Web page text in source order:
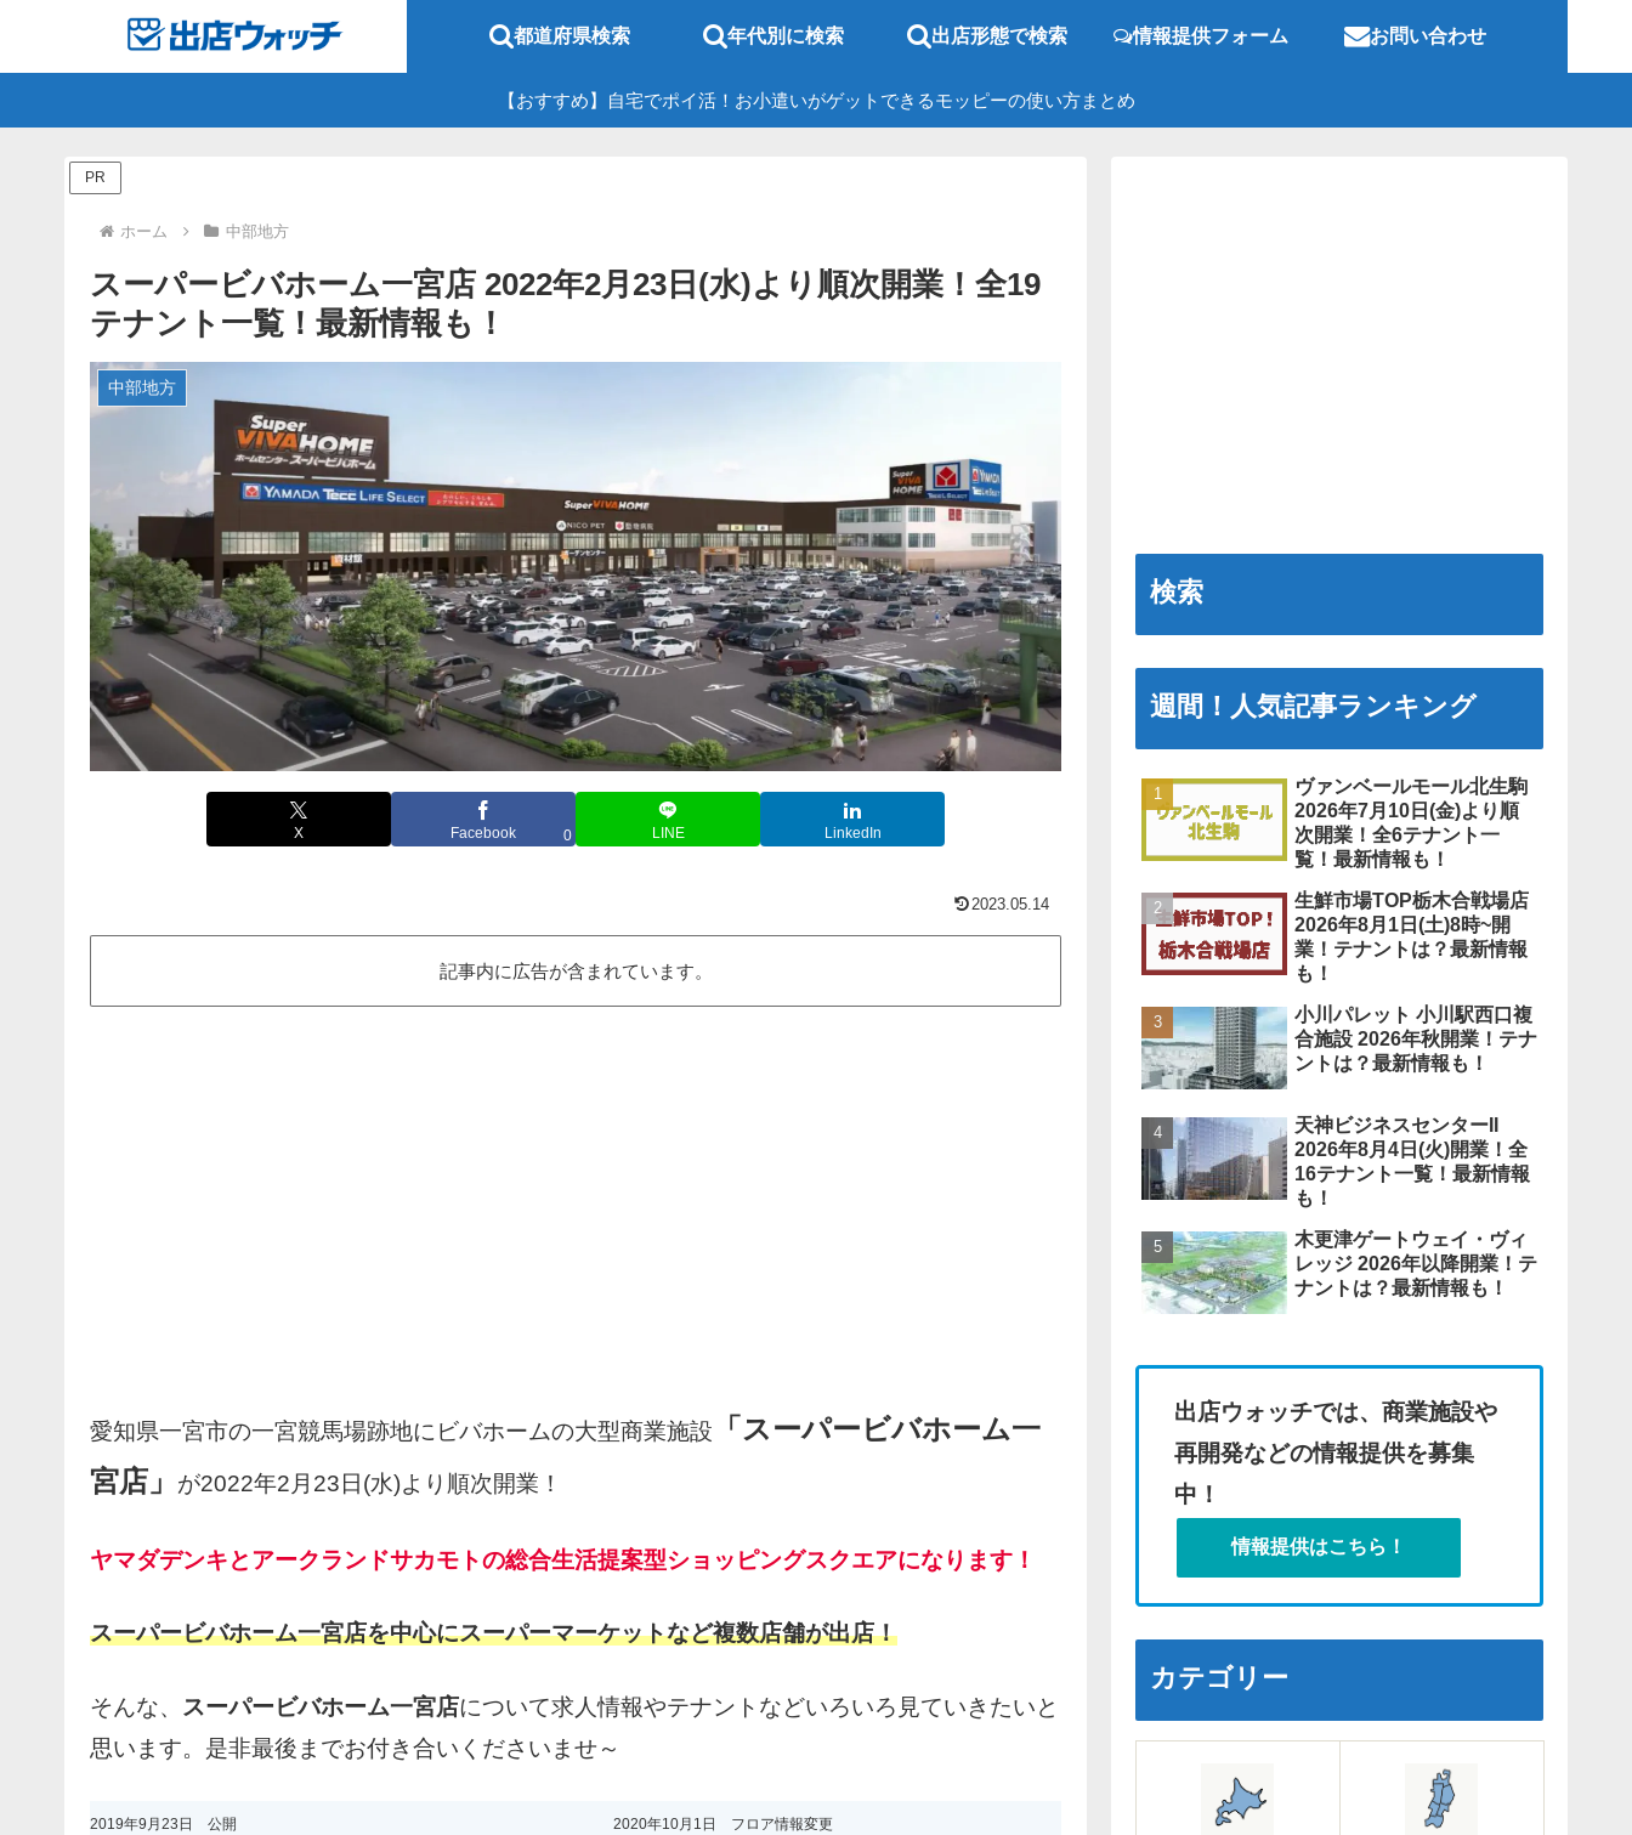
都道府県検索 年代別に検索 出店形態で検索 情報提供フォーム お問い合わせ
【おすすめ】自宅でポイ活！お小遣いがゲットできるモッピーの使い方まとめ
PR
ホーム 中部地方
スーパービバホーム一宮店 2022年2月23日(水)より順次開業！全19
テナント一覧！最新情報も！
中部地方
X Facebook 0 LINE LinkedIn
2023.05.14
記事内に広告が含まれています。
愛知県一宮市の一宮競馬場跡地にビバホームの大型商業施設
「スーパービバホーム一
宮店」
が2022年2月23日(水)より順次開業！
ヤマダデンキとアークランドサカモトの総合生活提案型ショッピングスクエアになります！
スーパービバホーム一宮店を中心にスーパーマーケットなど複数店舗が出店！
そんな、 スーパービバホーム一宮店について求人情報やテナントなどいろいろ見ていきたいと
思います。是非最後までお付き合いくださいませ～
2019年9月23日 公開 2020年10月1日 フロア情報変更
検索
週間！人気記事ランキング
ヴァンベールモール北生駒
2026年7月10日(金)より順
次開業！全6テナント一
覧！最新情報も！
生鮮市場TOP栃木合戦場店
2026年8月1日(土)8時~開
業！テナントは？最新情報
も！
小川パレット 小川駅西口複
合施設 2026年秋開業！テナ
ントは？最新情報も！
天神ビジネスセンターII
2026年8月4日(火)開業！全
16テナント一覧！最新情報
も！
木更津ゲートウェイ・ヴィ
レッジ 2026年以降開業！テ
ナントは？最新情報も！
出店ウォッチでは、商業施設や
再開発などの情報提供を募集
中！
情報提供はこちら！
カテゴリー